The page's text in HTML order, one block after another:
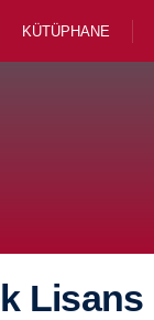
KÜTÜPHANE
Lisans